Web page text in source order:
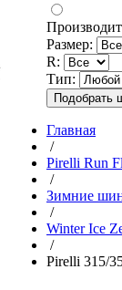
Размер:
R:
Тип:
Главная
/
Pirelli Run
/
Зимние
/
Winter Ice
/
Pirelli 315/